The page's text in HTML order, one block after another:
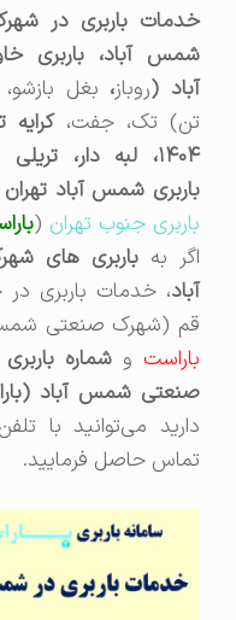
خدمات باربری در شهرک
شمس آباد، باربری
آباد (روباز،
تن) تک، جفت،کرایه
۱۴۰۴، لبه دار، تریلی ترانزیت
باربری شمس آباد تهراناز
باربری جنوب تهران(باراست)
اگر به باربری های
، خدمات باربری در
قم (شهرک صنعتی شمس
باراستوشماره باربری
صنعتی شمس آباد
دارید می‌توانید با تلفن
تماس حاصل فرمایید.